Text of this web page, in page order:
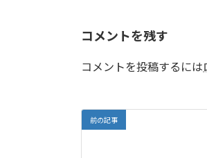
コメントを残す
コメントを投稿するには
前の記事